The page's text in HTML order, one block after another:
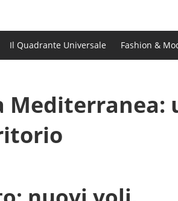
Il Quadrante Universale Fashion &
Mediterranea: